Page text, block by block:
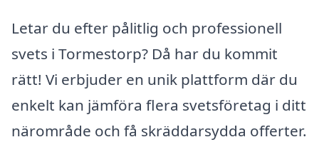
Letar du efter pålitlig och professionell
svets i Tormestorp? Då har du kommit
rätt! Vi erbjuder en unik plattform där du
enkelt kan jämföra flera svetsföretag i ditt
närområde och få skräddarsydda offerter.